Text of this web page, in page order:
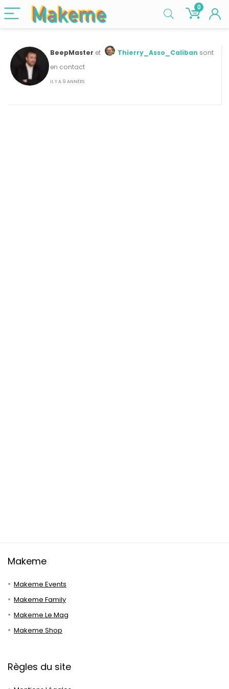
0
BeepMaster et Thierry_Asso_Caliban sont
en contact
IL Y A 9 ANNÉES
Makeme
Makeme Events
Makeme Family
Makeme Le Mag
Makeme Shop
Règles du site